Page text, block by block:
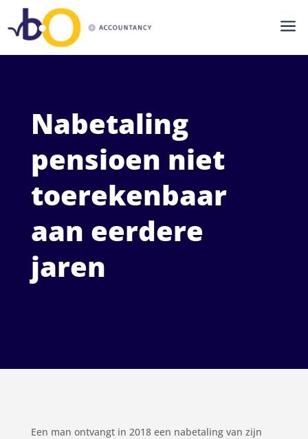
a
Nabetaling
pensioen niet
toerekenbaar
aan eerdere
jaren
Een man ontvangt in 2018 een nabetaling van zijn